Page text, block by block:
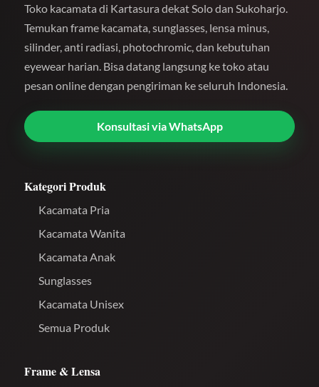
Toko kacamata di Kartasura dekat Solo dan Sukoharjo.
Temukan frame kacamata, sunglasses, lensa minus,
silinder, anti radiasi, photochromic, dan kebutuhan
eyewear harian. Bisa datang langsung ke toko atau
pesan online dengan pengiriman ke seluruh Indonesia.
Konsultasi via WhatsApp
Kategori Produk
Kacamata Pria
Kacamata Wanita
Kacamata Anak
Sunglasses
Kacamata Unisex
Semua Produk
Frame & Lensa